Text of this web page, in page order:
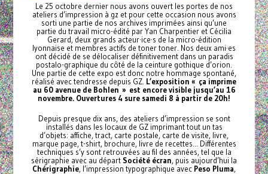
Le 25 octobre dernier nous avons ouvert les portes de nos
ateliers d’impression à gz et pour cette occasion nous avons
sorti une partie de nos archives imprimées ainsi qu’une
partie du travail micro-édité par Yan Charpentier et Cécilia
Gerard, deux grands acteur·ice·s de la micro-édition
lyonnaise et membres actifs de toner toner. Nos deux ami·es
ont décidé de se délocaliser définitivement dans un paradis
postalo-graphique du côté de la ceinture gothique d’orion.
Une partie de cette expo est donc notre hommage spontané,
réalisé avec tendresse depuis GZ. L’exposition « ça imprime
au 60 avenue de Bohlen » est encore visible jusqu’au 16
novembre. Ouvertures 4 sure samedi 8 à partir de 20h!
Depuis presque dix ans, des ateliers d’impression se sont
installés dans les locaux de GZ imprimant tout un tas
d’objets: affiche, tract, carte postale, carte de visite, livre,
marque page, t-shirt, brochure, livre de recettes... Différentes
techniques s’y sont retrouvées au fil des années, tel que la
sérigraphie avec au départ Société écran, puis aujourd’hui la
Chérigraphie, l’impression typographique avec Peso Pluma,